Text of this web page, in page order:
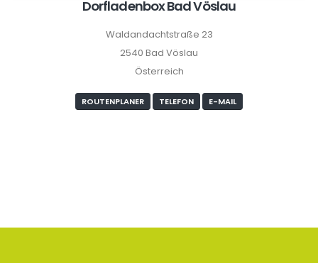
Dorfladenbox Bad Vöslau
Waldandachtstraße 23
2540 Bad Vöslau
Österreich
ROUTENPLANER TELEFON E-MAIL